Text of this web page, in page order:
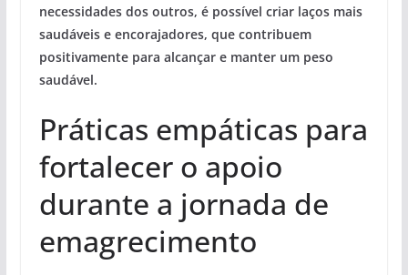
necessidades dos outros, é possível criar laços mais
saudáveis e encorajadores, que contribuem
positivamente para alcançar e manter um peso
saudável.
Práticas empáticas para
fortalecer o apoio
durante a jornada de
emagrecimento